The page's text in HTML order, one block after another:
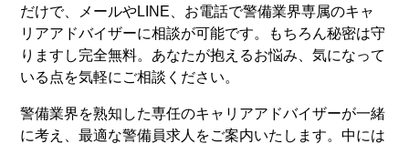
だけで、メールやLINE、お電話で警備業界専属のキャ
リアアドバイザーに相談が可能です。もちろん秘密は守
りますし完全無料。あなたが抱えるお悩み、気になって
いる点を気軽にご相談ください。
警備業界を熟知した専任のキャリアアドバイザーが一緒
に考え、最適な警備員求人をご案内いたします。中には